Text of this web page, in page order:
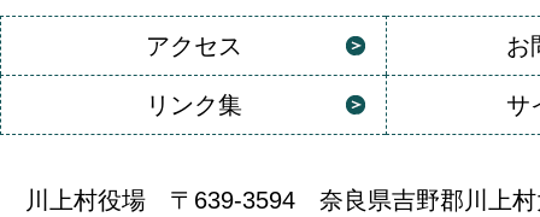
アクセス お
リンク集 サ
川上村役場 〒639-3594 奈良県吉野郡川上村